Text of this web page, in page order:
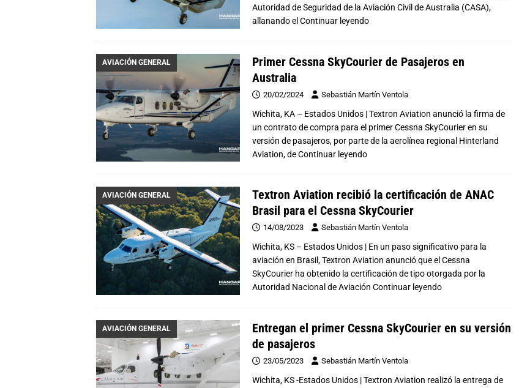
Autoridad de Seguridad de la Aviación Civil de Australia (CASA),
allanando el Continuar leyendo
AVIACIÓN GENERAL
Primer Cessna SkyCourier de Pasajeros en
Australia
20/02/2024 Sebastián Martín Ventola
Wichita, KA – Estados Unidos | Textron Aviation anunció la firma de
un contrato de compra para el primer Cessna SkyCourier en su
versión de pasajeros, por parte de la aerolínea regional Hinterland
Aviation, deContinuar leyendo
AVIACIÓN GENERAL
Textron Aviation recibió la certificación de ANAC
Brasil para el Cessna SkyCourier
14/08/2023 Sebastián Martín Ventola
Wichita, KS – Estados Unidos | En un paso significativo para la
aviación en Brasil, Textron Aviation anunció que el Cessna
SkyCourier ha obtenido la certificación de tipo otorgada por la
Autoridad Nacional de Aviación Continuar leyendo
AVIACIÓN GENERAL
Entregan el primer Cessna SkyCourier en su versión
de pasajeros
23/05/2023 Sebastián Martín Ventola
Wichita, KS -Estados Unidos | Textron Aviation realizó la entrega de